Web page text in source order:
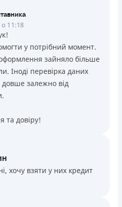
11:18
у потрібний момент.
зайняло більше
Іноді перевірка даних
залежно від
та довіру!
хочу взяти у них кредит